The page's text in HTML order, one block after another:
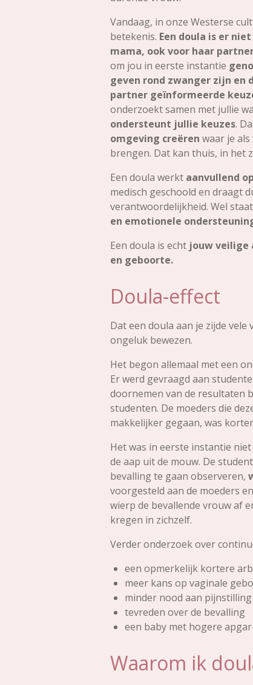
Vandaag, in onze Westerse
betekenis. Een doula is er
mama, ook voor haar
om jou in eerste instantie
geven rond zwanger zijn
partner geïnformeerde
onderzoekt samen met jullie
ondersteunt jullie keuzes.
omgeving creëren waar je
brengen. Dat kan thuis, in het
Een doula werkt aanvullend
medisch geschoold en draagt
verantwoordelijkheid. Wel
en emotionele
Een doula is echt jouw veilige
en geboorte.
Doula-effect
Dat een doula aan je zijde
ongeluk bewezen.
Het begon allemaal met een
Er werd gevraagd aan
doornemen van de resultaten
studenten. De moeders die
makkelijker gegaan, was
Het was in eerste instantie
de aap uit de mouw. De
bevalling te gaan observeren,
voorgesteld aan de moeders
wierp de bevallende vrouw af
kregen in zichzelf.
Verder onderzoek over
een opmerkelijk kortere
meer kans op vaginale
minder nood aan pijnstilling
tevreden over de bevalling
een baby met hogere
Waarom ik